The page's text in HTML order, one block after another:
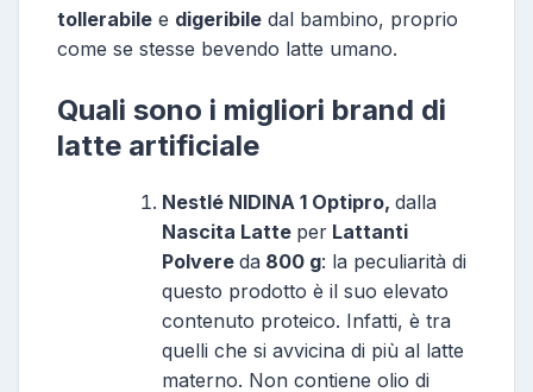
tollerabile e digeribile dal bambino, proprio
come se stesse bevendo latte umano.
Quali sono i migliori brand di
latte artificiale
Nestlé NIDINA 1 Optipro, dalla
Nascita Latte per Lattanti
Polvere da 800 g: la peculiarità di
questo prodotto è il suo elevato
contenuto proteico. Infatti, è tra
quelli che si avvicina di più al latte
materno. Non contiene olio di